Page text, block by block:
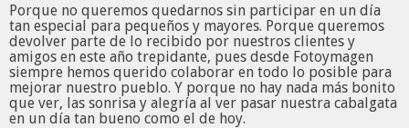
Porque no queremos quedarnos sin participar en un día
tan especial para pequeños y mayores. Porque queremos
devolver parte de lo recibido por nuestros clientes y
amigos en este año trepidante, pues desde Fotoymagen
siempre hemos querido colaborar en todo lo posible para
mejorar nuestro pueblo. Y porque no hay nada más bonito
que ver, las sonrisa y alegría al ver pasar nuestra cabalgata
en un día tan bueno como el de hoy.